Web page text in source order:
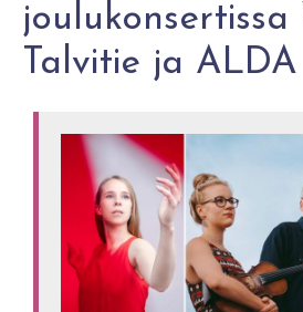
joulukonsertissa
Talvitie ja ALDA